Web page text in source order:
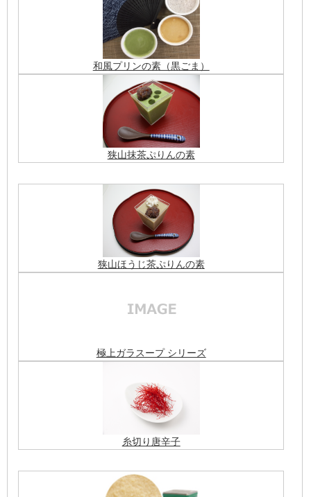
和風プリンの素（黒ごま）
狭山抹茶ぷりんの素
狭山ほうじ茶ぷりんの素
極上ガラスープ シリーズ
糸切り唐辛子